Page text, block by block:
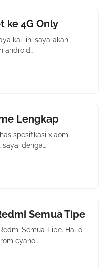
ke 4G Only
kali ini saya akan
android…
Lengkap
spesifikasi xiaomi
denga…
Semua Tipe
Semua Tipe. Hallo
cyano…